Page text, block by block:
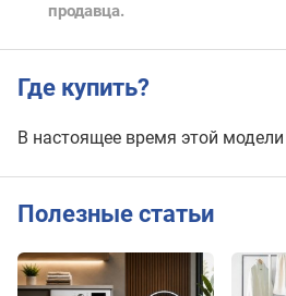
продавца.
Где купить?
В настоящее время этой
Полезные статьи